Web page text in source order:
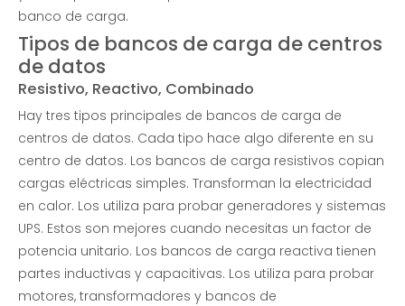
banco de carga.
Tipos de bancos de carga de centros
de datos
Resistivo, Reactivo, Combinado
Hay tres tipos principales de bancos de carga de
centros de datos. Cada tipo hace algo diferente en su
centro de datos. Los bancos de carga resistivos copian
cargas eléctricas simples. Transforman la electricidad
en calor. Los utiliza para probar generadores y sistemas
UPS. Estos son mejores cuando necesitas un factor de
potencia unitario. Los bancos de carga reactiva tienen
partes inductivas y capacitivas. Los utiliza para probar
motores, transformadores y bancos de